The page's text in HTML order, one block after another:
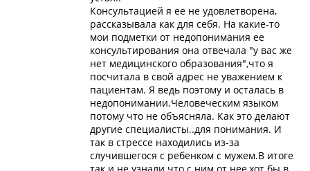
Консультацией я ее не удовлетворена,
рассказывала как для себя. На какие-то
мои подметки от недопонимания ее
консультирования она отвечала "у вас же
нет медицинского образования",что я
посчитала в свой адрес не уважением к
пациентам. Я ведь поэтому и осталась в
недопонимании.Человеческим языком
потому что не объясняла. Как это делают
другие специалисты..для понимания. И
так в стрессе находились из-за
случившегося с ребенком с мужем.В итоге